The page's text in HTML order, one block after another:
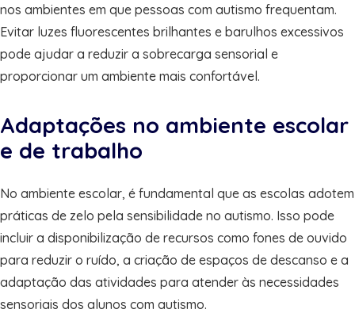
nos ambientes em que pessoas com autismo frequentam.
Evitar luzes fluorescentes brilhantes e barulhos excessivos
pode ajudar a reduzir a sobrecarga sensorial e
proporcionar um ambiente mais confortável.
Adaptações no ambiente escolar
e de trabalho
No ambiente escolar, é fundamental que as escolas adotem
práticas de zelo pela sensibilidade no autismo. Isso pode
incluir a disponibilização de recursos como fones de ouvido
para reduzir o ruído, a criação de espaços de descanso e a
adaptação das atividades para atender às necessidades
sensoriais dos alunos com autismo.